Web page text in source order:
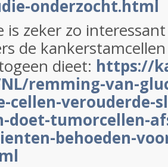
onderzocht.html
is zeker zo
de
dieet: https://
remming-van-
cellen-verouderde-
doet-tumorcellen-
behoeden-